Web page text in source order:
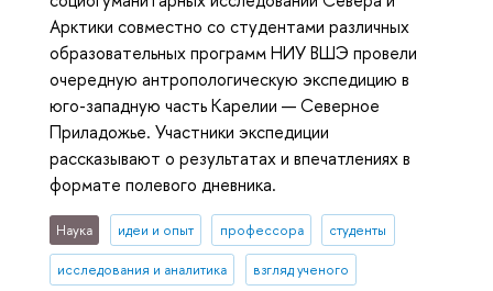
Арктики совместно со студентами различных
образовательных программ НИУ ВШЭ провели
очередную антропологическую экспедицию в
юго-западную часть Карелии — Северное
Приладожье. Участники экспедиции
рассказывают о результатах и впечатлениях в
формате полевого дневника.
Наука идеи и опыт профессора студенты
исследования и аналитика взгляд ученого